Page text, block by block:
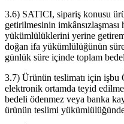
3.6) SATICI, sipariş konusu
getirilmesinin
yükümlülüklerini yerine
doğan ifa yükümlülüğünün
günlük süre içinde toplam
3.7) Ürünün teslimatı için
elektronik ortamda teyid
bedeli ödenmez veya banka
ürünün teslimi